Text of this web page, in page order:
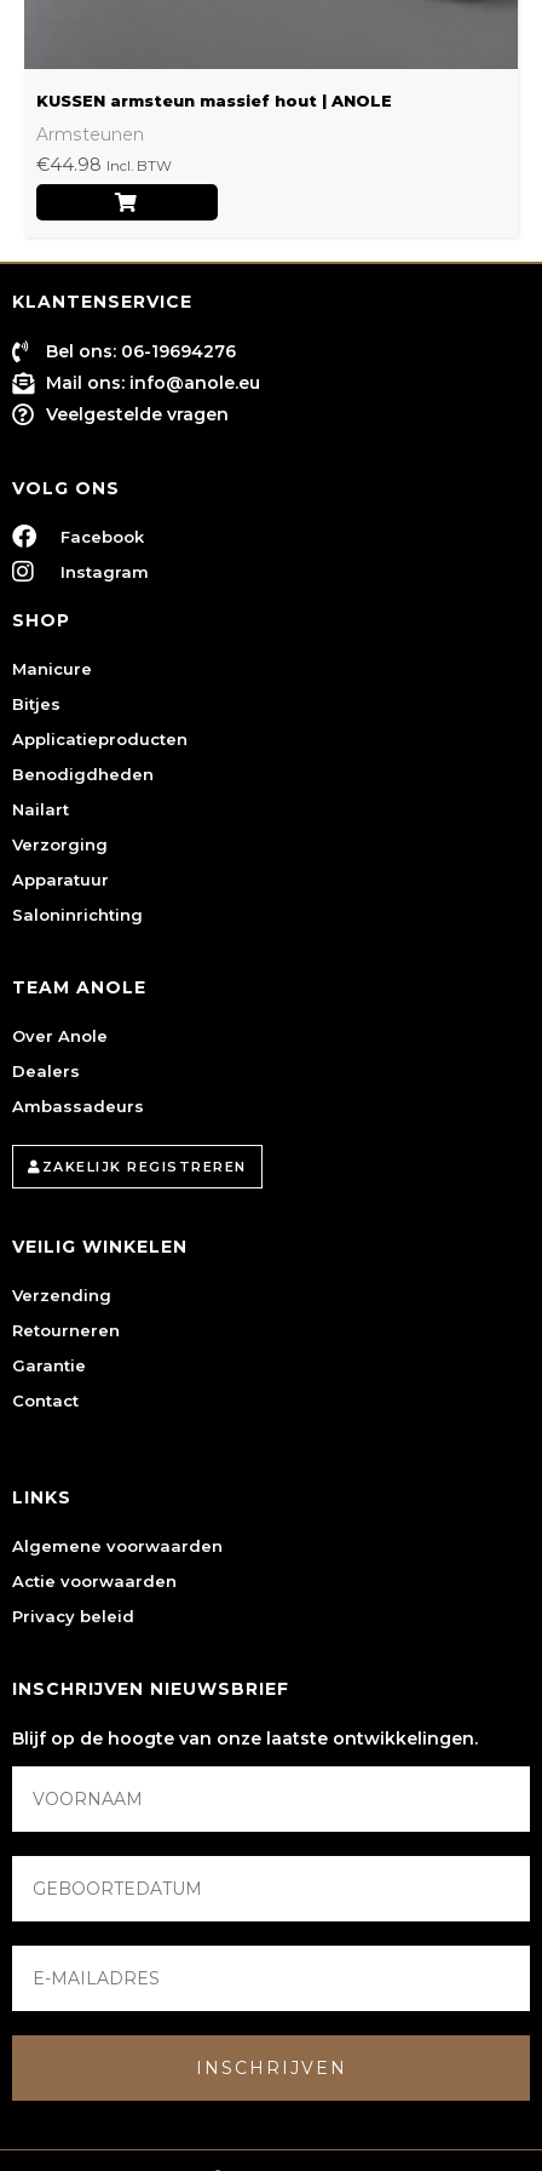
KUSSEN armsteun massief hout | ANOLE
Armsteunen
€44.98 Incl. BTW
KLANTENSERVICE
Bel ons: 06-19694276
Mail ons: info@anole.eu
Veelgestelde vragen
VOLG ONS
Facebook
Instagram
SHOP
Manicure
Bitjes
Applicatieproducten
Benodigdheden
Nailart
Verzorging
Apparatuur
Saloninrichting
TEAM ANOLE
Over Anole
Dealers
Ambassadeurs
ZAKELIJK REGISTREREN
VEILIG WINKELEN
Verzending
Retourneren
Garantie
Contact
LINKS
Algemene voorwaarden
Actie voorwaarden
Privacy beleid
INSCHRIJVEN NIEUWSBRIEF
Blijf op de hoogte van onze laatste ontwikkelingen.
INSCHRIJVEN